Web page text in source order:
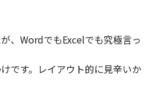
、WordでもExcelでも究極言っ
です。レイアウト的に見辛いか